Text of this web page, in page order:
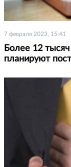
7 февраля 2023, 15:41
Более 12
планируют